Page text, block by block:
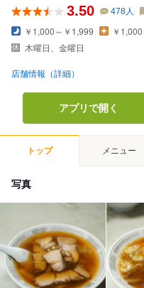
3.50 478人
￥1,000～￥1,999
￥
木曜日、金曜日
店舗情報（詳細）
アプリで開く
トップ メニュー
写真